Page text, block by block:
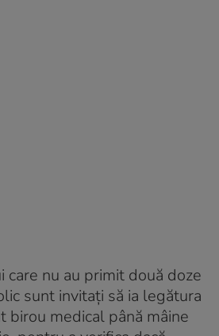
care nu au primit două doze
sunt invitaţi să ia legătura
birou medical până mâine